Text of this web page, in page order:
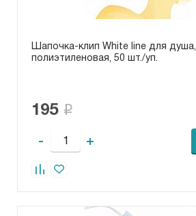
Шапочка-клип White line для душа,
полиэтиленовая, 50 шт./уп.
195
- +